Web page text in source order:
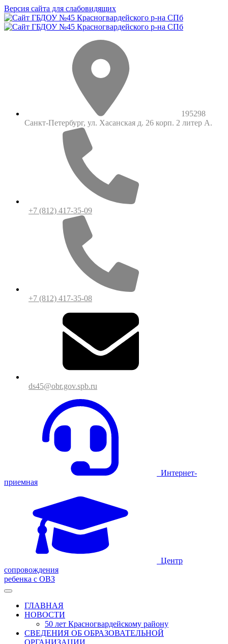
Версия сайта для слабовидящих
195298
Санкт-Петербург, ул. Хасанская д. 26 корп. 2 литер А.
+7 (812) 417-35-09
+7 (812) 417-35-08
ds45@obr.gov.spb.ru
Интернет-
приемная
Центр
сопровождения
ребенка с ОВЗ
ГЛАВНАЯ
НОВОСТИ
50 лет Красногвардейскому району
СВЕДЕНИЯ ОБ ОБРАЗОВАТЕЛЬНОЙ
ОРГАНИЗАЦИИ